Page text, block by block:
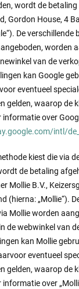
wordt de
Gordon House, 4
De
worden
van de
kan Google
eventueel
gelden, waarop de
over
intl/
kiest die via
de betaling
Mollie B.V.,
(hierna: „Mollie“).
Mollie worden
de webwinkel van
kan Mollie
eventueel
gelden, waarop de
over